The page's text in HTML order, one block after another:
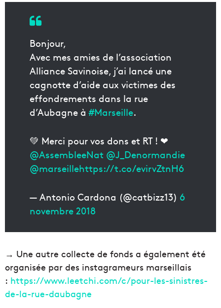
Bonjour,
Avec mes amies de l’association
Alliance Savinoise, j’ai lancé une
cagnotte d’aide aux victimes des
effondrements dans la rue
d’Aubagne à#Marseille.
💚 Merci pour vos dons et RT ! ❤
@AssembleeNat @J_Denormandie
@marseillehttps://t.co/evirvZtnH6
— Antonio Cardona (@catbizz13) 6
novembre 2018
→ Une autre collecte de fonds a également été
organisée par des instagrameurs marseillais
: https://www.leetchi.com/c/pour-les-sinistres-
de-la-rue-daubagne